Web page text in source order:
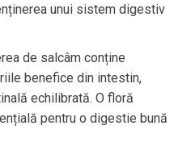
unui sistem digestiv
de salcâm conține
benefice din intestin,
echilibrată. O floră
pentru o digestie bună